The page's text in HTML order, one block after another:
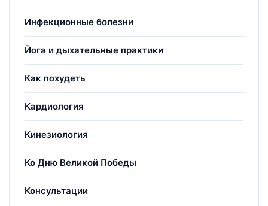
Инфекционные болезни
Йога и дыхательные практики
Как похудеть
Кардиология
Кинезиология
Ко Дню Великой Победы
Консультации